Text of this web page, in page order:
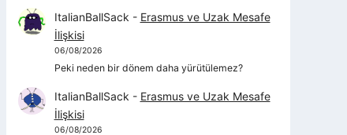
ItalianBallSack - Erasmus ve Uzak Mesafe
İlişkisi
06/08/2026
Peki neden bir dönem daha yürütülemez?
ItalianBallSack - Erasmus ve Uzak Mesafe
İlişkisi
06/08/2026